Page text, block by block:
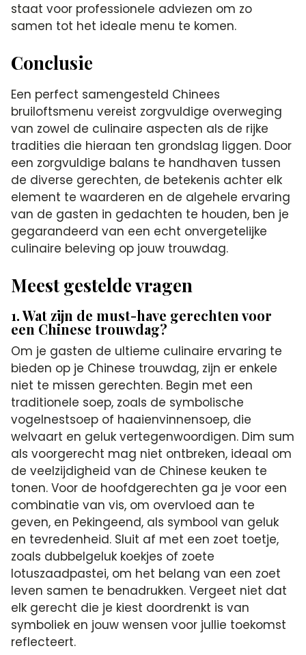
staat voor professionele adviezen om zo
samen tot het ideale menu te komen.
Conclusie
Een perfect samengesteld Chinees
bruiloftsmenu vereist zorgvuldige overweging
van zowel de culinaire aspecten als de rijke
tradities die hieraan ten grondslag liggen. Door
een zorgvuldige balans te handhaven tussen
de diverse gerechten, de betekenis achter elk
element te waarderen en de algehele ervaring
van de gasten in gedachten te houden, ben je
gegarandeerd van een echt onvergetelijke
culinaire beleving op jouw trouwdag.
Meest gestelde vragen
1. Wat zijn de must-have gerechten voor
een Chinese trouwdag?
Om je gasten de ultieme culinaire ervaring te
bieden op je Chinese trouwdag, zijn er enkele
niet te missen gerechten. Begin met een
traditionele soep, zoals de symbolische
vogelnestsoep of haaienvinnensoep, die
welvaart en geluk vertegenwoordigen. Dim sum
als voorgerecht mag niet ontbreken, ideaal om
de veelzijdigheid van de Chinese keuken te
tonen. Voor de hoofdgerechten ga je voor een
combinatie van vis, om overvloed aan te
geven, en Pekingeend, als symbool van geluk
en tevredenheid. Sluit af met een zoet toetje,
zoals dubbelgeluk koekjes of zoete
lotuszaadpastei, om het belang van een zoet
leven samen te benadrukken. Vergeet niet dat
elk gerecht die je kiest doordrenkt is van
symboliek en jouw wensen voor jullie toekomst
reflecteert.